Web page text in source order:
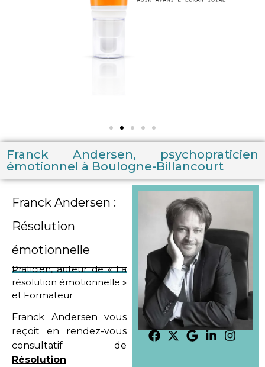
Franck Andersen, psychopraticien
émotionnel à Boulogne-Billancourt
Franck Andersen :
Résolution
émotionnelle
Praticien, auteur de « La
résolution émotionnelle »
et Formateur
Franck Andersen vous
reçoit en rendez-vous
consultatif de
Résolution